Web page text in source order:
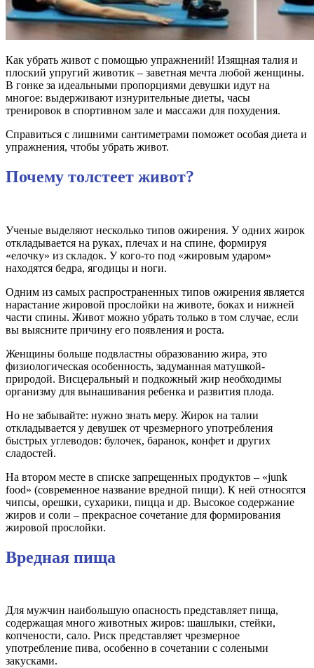
Как убрать живот с помощью упражнений! Изящная талия и
плоский упругий животик – заветная мечта любой женщины.
В гонке за идеальными пропорциями девушки идут на
многое: выдерживают изнурительные диеты, часы
тренировок в спортивном зале и массажи для похудения.
Справиться с лишними сантиметрами поможет особая диета и
упражнения, чтобы убрать живот.
Почему толстеет живот?
Ученые выделяют несколько типов ожирения. У одних жирок
откладывается на руках, плечах и на спине, формируя
«елочку» из складок. У кого-то под «жировым ударом»
находятся бедра, ягодицы и ноги.
Одним из самых распространенных типов ожирения является
нарастание жировой прослойки на животе, боках и нижней
части спины. Живот можно убрать только в том случае, если
вы выясните причину его появления и роста.
Женщины больше подвластны образованию жира, это
физиологическая особенность, задуманная матушкой-
природой. Висцеральный и подкожный жир необходимы
организму для вынашивания ребенка и развития плода.
Но не забывайте: нужно знать меру. Жирок на талии
откладывается у девушек от чрезмерного употребления
быстрых углеводов: булочек, баранок, конфет и других
сладостей.
На втором месте в списке запрещенных продуктов – «junk
food» (современное название вредной пищи). К ней относятся
чипсы, орешки, сухарики, пицца и др. Высокое содержание
жиров и соли – прекрасное сочетание для формирования
жировой прослойки.
Вредная пища
Для мужчин наибольшую опасность представляет пища,
содержащая много животных жиров: шашлыки, стейки,
копчености, сало. Риск представляет чрезмерное
употребление пива, особенно в сочетании с солеными
закусками.